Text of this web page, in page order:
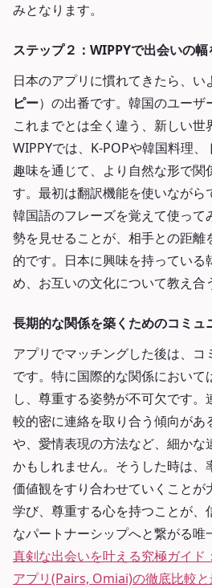
みとなります。
ステップ２：WIPPYで出会いの
日本のアプリに慣れてきたら、い
ピー）の出番です。韓国のユーザ
これまでとは全く違う、新しい世
WIPPYでは、K-POPや韓国料理
趣味を通じて、より自然な形で関
す。最初は翻訳機能を使いながら
韓国語のフレーズを覚えて使って
勢を見せることが、相手との距離
的です。日本に興味を持っている
め、お互いの文化について教え合
長期的な関係を築くためのコミュ
アプリでマッチングした後は、コ
です。特に国際的な関係におい
し、尊重する姿勢が不可欠です
較的密に連絡を取り合う傾向があ
や、愛情表現の方法など、細かな
かもしれません。そうした時は、
価値観をすり合わせていくことが
学び、尊重する心を持つことが、
なパートナーシップへと繋がる唯
真剣な出会いを叶える究極ガイド
アプリ(Pairs, Omiai)の徹底比較